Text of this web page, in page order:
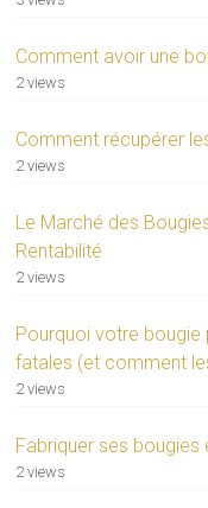
Comment avoir une
2 views
Comment récupérer
2 views
Le Marché des
Rentabilité
2 views
Pourquoi votre bougie
fatales (et comment
2 views
Fabriquer ses bougies
2 views